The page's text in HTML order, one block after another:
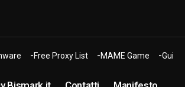
Free Proxy List MAME Game Guide